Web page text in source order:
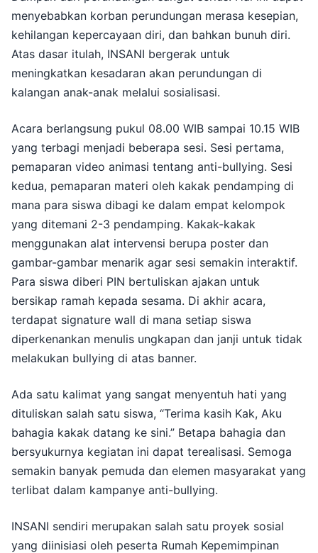
menyebabkan korban perundungan merasa kesepian,
kehilangan kepercayaan diri, dan bahkan bunuh diri.
Atas dasar itulah, INSANI bergerak untuk
meningkatkan kesadaran akan perundungan di
kalangan anak-anak melalui sosialisasi.
Acara berlangsung pukul 08.00 WIB sampai 10.15 WIB
yang terbagi menjadi beberapa sesi. Sesi pertama,
pemaparan video animasi tentang anti-bullying. Sesi
kedua, pemaparan materi oleh kakak pendamping di
mana para siswa dibagi ke dalam empat kelompok
yang ditemani 2-3 pendamping. Kakak-kakak
menggunakan alat intervensi berupa poster dan
gambar-gambar menarik agar sesi semakin interaktif.
Para siswa diberi PIN bertuliskan ajakan untuk
bersikap ramah kepada sesama. Di akhir acara,
terdapat signature wall di mana setiap siswa
diperkenankan menulis ungkapan dan janji untuk tidak
melakukan bullying di atas banner.
Ada satu kalimat yang sangat menyentuh hati yang
dituliskan salah satu siswa, “Terima kasih Kak, Aku
bahagia kakak datang ke sini.” Betapa bahagia dan
bersyukurnya kegiatan ini dapat terealisasi. Semoga
semakin banyak pemuda dan elemen masyarakat yang
terlibat dalam kampanye anti-bullying.
INSANI sendiri merupakan salah satu proyek sosial
yang diinisiasi oleh peserta Rumah Kepemimpinan